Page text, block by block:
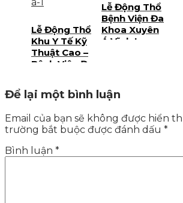
Lễ Động Thổ
Khu Y Tế Kỹ
Thuật Cao –
Bệnh Viện Đa
Lễ Động Thổ
Bệnh Viện Đa
Khoa Xuyên
Á Vĩnh Long
Để lại một bình luận
Email của bạn sẽ không được hiển
trường bắt buộc được đánh dấu *
Bình luận *